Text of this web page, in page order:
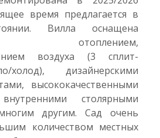
время предлагается в
Вилла оснащена
отоплением,
воздуха (3 сплит-
холод), дизайнерскими
высококачественными
столярными
другим. Сад очень
количеством местных